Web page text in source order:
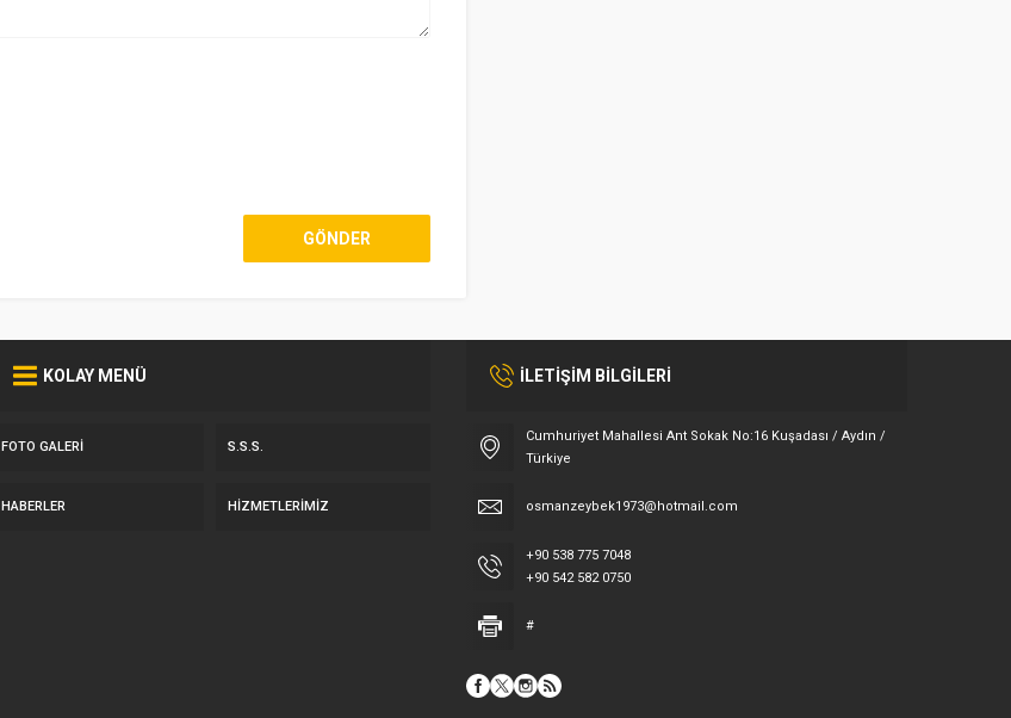
KOLAY MENÜ
FOTO GALERI S.S.S.
HABERLER HIZMETLERIMIZ
İLETİŞİM BİLGİLERİ
Cumhuriyet Mahallesi Ant Sokak No:16 Kuşadası / Aydın /
Türkiye
osmanzeybek1973@hotmail.com
+90 538 775 7048
+90 542 582 0750
#